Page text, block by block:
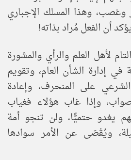
وهذا المسلك الإجباري
أن الفعل مُراد بذاته!
لأهل العلم والرأي والمشورة
إدارة الشأن العام، وتقويم
الشرعي على المنحرف، وإعادة
وإذا غاب هؤلاء فغياب
يغدو حتميًّا، ولن تنجو أمة
ويُقْصَى عن الأمر سوادها